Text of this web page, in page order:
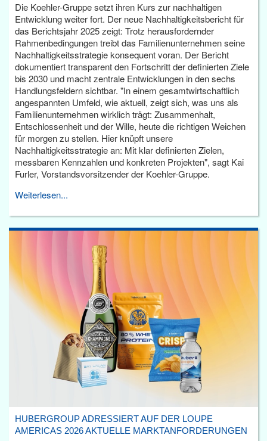
Die Koehler-Gruppe setzt ihren Kurs zur nachhaltigen
Entwicklung weiter fort. Der neue Nachhaltigkeitsbericht für
das Berichtsjahr 2025 zeigt: Trotz herausfordernder
Rahmenbedingungen treibt das Familienunternehmen seine
Nachhaltigkeitsstrategie konsequent voran. Der Bericht
dokumentiert transparent den Fortschritt der definierten Ziele
bis 2030 und macht zentrale Entwicklungen in den sechs
Handlungsfeldern sichtbar. "In einem gesamtwirtschaftlich
angespannten Umfeld, wie aktuell, zeigt sich, was uns als
Familienunternehmen wirklich trägt: Zusammenhalt,
Entschlossenheit und der Wille, heute die richtigen Weichen
für morgen zu stellen. Hier knüpft unsere
Nachhaltigkeitsstrategie an: Mit klar definierten Zielen,
messbaren Kennzahlen und konkreten Projekten", sagt Kai
Furler, Vorstandsvorsitzender der Koehler-Gruppe.
Weiterlesen...
HUBERGROUP ADRESSIERT AUF DER LOUPE
AMERICAS 2026 AKTUELLE MARKTANFORDERUNGEN